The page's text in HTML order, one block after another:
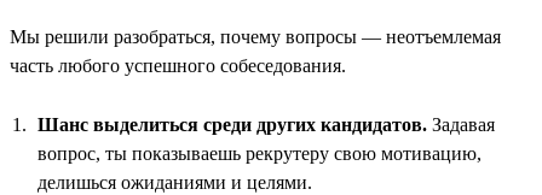
Мы решили разобраться, почему вопросы — неотъемлемая
часть любого успешного собеседования.
Шанс выделиться среди других кандидатов. Задавая
вопрос, ты показываешь рекрутеру свою мотивацию,
делишься ожиданиями и целями.